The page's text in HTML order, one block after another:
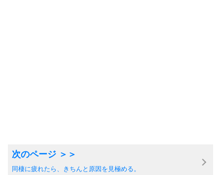
同棲に疲れたら、きちんと原因を見極める。